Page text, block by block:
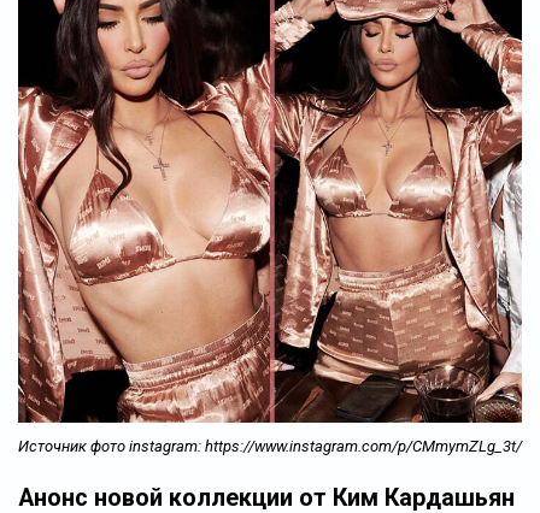
Источник фото instagram: https://www.instagram.com/p/CMmymZLg_3t/
Анонс новой коллекции от Ким Кардашьян